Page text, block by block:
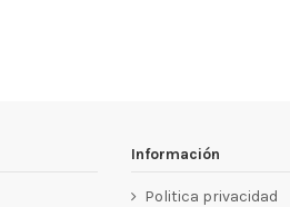
Información
Politica privacidad